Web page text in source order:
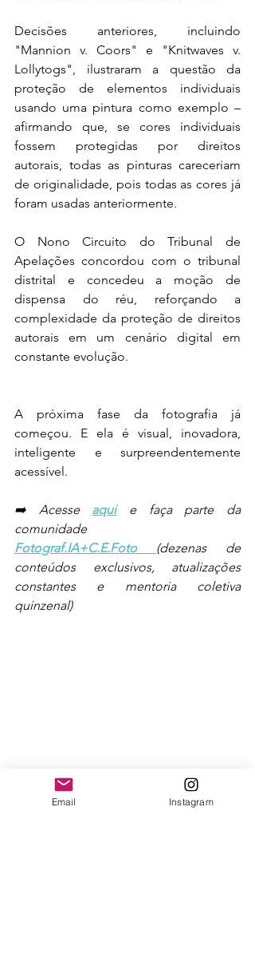
Decisões anteriores, incluindo
"Mannion v. Coors" e "Knitwaves v.
Lollytogs", ilustraram a questão da
proteção de elementos individuais
usando uma pintura como exemplo –
afirmando que, se cores individuais
fossem protegidas por direitos
autorais, todas as pinturas careceriam
de originalidade, pois todas as cores já
foram usadas anteriormente.
O Nono Circuito do Tribunal de
Apelações concordou com o tribunal
distrital e concedeu a moção de
dispensa do réu, reforçando a
complexidade da proteção de direitos
autorais em um cenário digital em
constante evolução.
A próxima fase da fotografia já
começou. E ela é visual, inovadora,
inteligente e surpreendentemente
acessível.
➡️ Acesse aqui e faça parte da
comunidade
Fotograf.IA+C.E.Foto
(dezenas de
conteúdos exclusivos, atualizações
constantes e mentoria coletiva
quinzenal)
Email Instagram